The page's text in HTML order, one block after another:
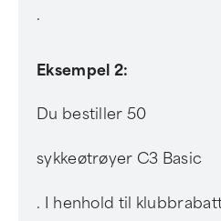
.
Eksempel 2:
Du bestiller 50
sykkeøtrøyer C3 Basic
. I henhold til